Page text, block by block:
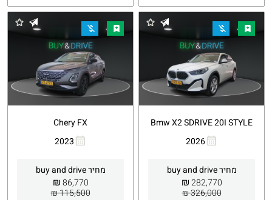
Bmw X2 SDRIVE 20I STYLE
2026
מחיר buy and drive
282,770
₪
326,000 ₪
Whatsapp
Chery FX
2023
מחיר buy and drive
86,770
₪
115,500 ₪
Whatsapp